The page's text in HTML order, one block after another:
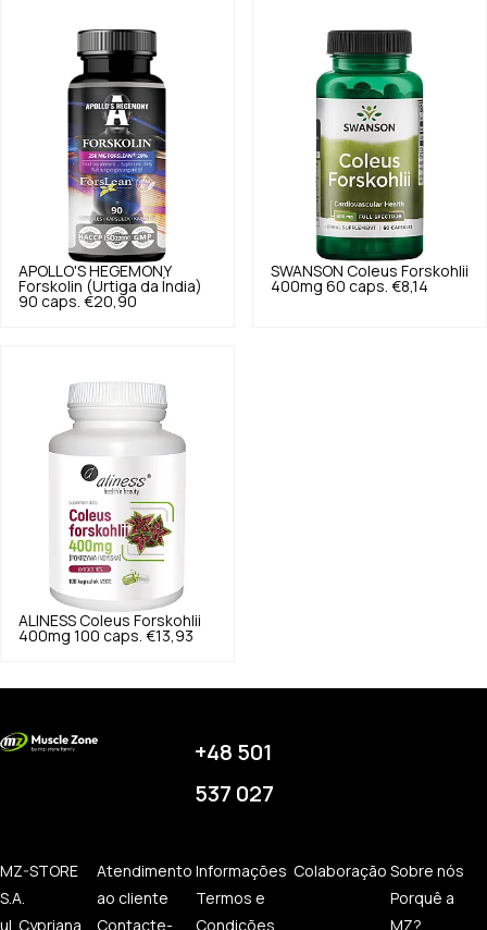
APOLLO'S HEGEMONY
Forskolin (Urtiga da Índia)
90 caps. €20,90
SWANSON Coleus Forskohlii
400mg 60 caps. €8,14
ALINESS Coleus Forskohlii
400mg 100 caps. €13,93
+48 501
537 027
MZ-STORE
S.A.
ul. Cypriana
Atendimento
ao cliente
Contacte-
Informações
Termos e
Condições
Colaboração Sobre nós
Porquê a
MZ?